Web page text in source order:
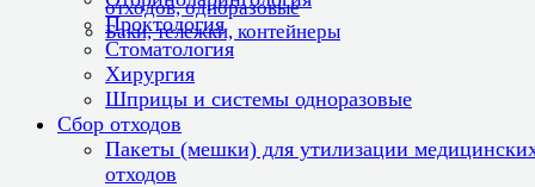
отходов, одноразовые
Баки, тележки, контейнеры
Проктология
Стоматология
Хирургия
Шприцы и системы одноразовые
Сбор отходов
Пакеты (мешки) для утилизации
отходов